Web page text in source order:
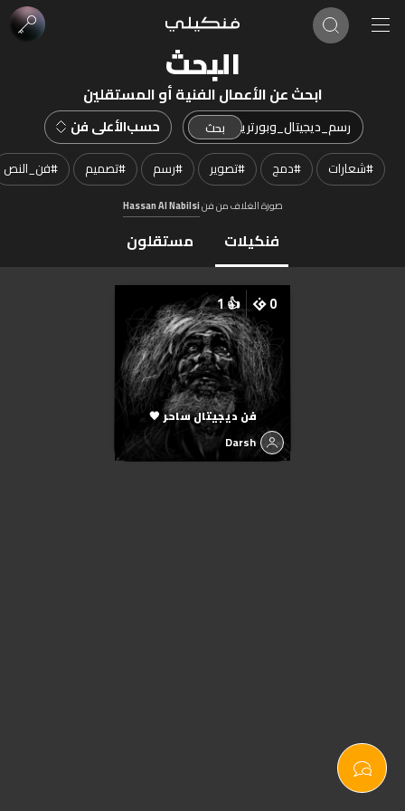
البحث
ابحث عن الأعمال الفنية أو المستقلين
حسبالأعلى فن
#شعارات #دمج #تصوير #رسم #تصميم #فن_النص
صورة الغلاف من فنHassan Al Nabilsi
فنكيلات مستقلون
0
👍
1
فن ديجيتال ساحر 🖤
Darsh